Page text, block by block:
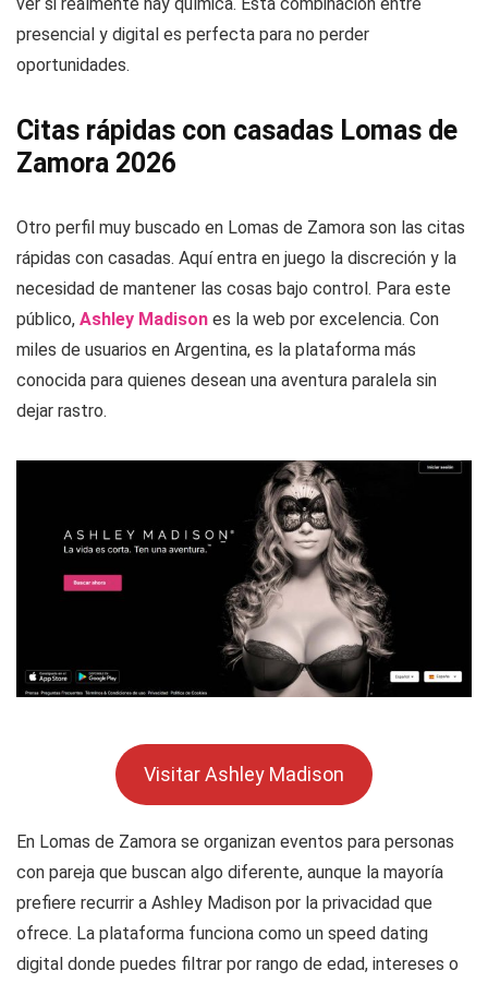
presencial y digital es perfecta para no perder
oportunidades.
Citas rápidas con casadas Lomas de
Zamora 2026
Otro perfil muy buscado en Lomas de Zamora son las citas
rápidas con casadas. Aquí entra en juego la discreción y la
necesidad de mantener las cosas bajo control. Para este
público, Ashley Madison es la web por excelencia. Con
miles de usuarios en Argentina, es la plataforma más
conocida para quienes desean una aventura paralela sin
dejar rastro.
Visitar Ashley Madison
En Lomas de Zamora se organizan eventos para personas
con pareja que buscan algo diferente, aunque la mayoría
prefiere recurrir a Ashley Madison por la privacidad que
ofrece. La plataforma funciona como un speed dating
digital donde puedes filtrar por rango de edad, intereses o